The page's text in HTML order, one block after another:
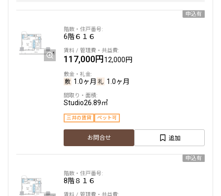
1K25.58㎡
三井の賃貸
お問合せ
134,000円
1.0ヶ月 1.0ヶ月
申込有
6階６１６
117,000円12,000円
1.0ヶ月 1.0ヶ月
Studio26.89㎡
三井の賃貸 ペット可
お問合せ 追加
申込有
8階８１６